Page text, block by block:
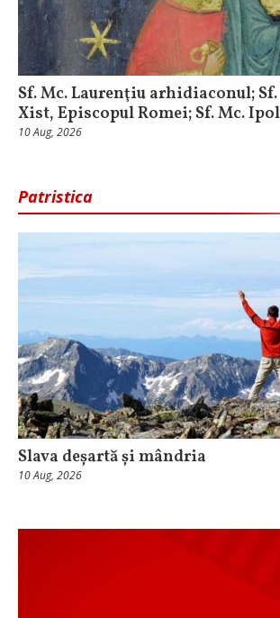
Sf. Mc. Laurenţiu arhidiaconul;
Xist, Episcopul Romei; Sf. Mc.
10 Aug, 2026
Patristica
Slava deșartă și mândria
10 Aug, 2026